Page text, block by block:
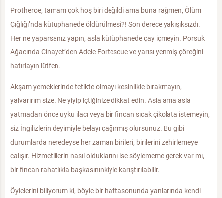
Protheroe, tamam çok hoş biri değildi ama buna rağmen, Ölüm
Çığlığı’nda kütüphanede öldürülmesi?! Son derece yakışıksızdı.
Her ne yaparsanız yapın, asla kütüphanede çay içmeyin. Porsuk
Ağacında Cinayet’den Adele Fortescue ve yarısı yenmiş çöreğini
hatırlayın lütfen.
Akşam yemeklerinde tetikte olmayı kesinlikle bırakmayın,
yalvarırım size. Ne yiyip içtiğinize dikkat edin. Asla ama asla
yatmadan önce uyku ilacı veya bir fincan sıcak çikolata istemeyin,
siz İngilizlerin deyimiyle belayı çağırmış olursunuz. Bu gibi
durumlarda neredeyse her zaman birileri, birilerini zehirlemeye
calışır. Hizmetlilerin nasıl olduklarını ise söylememe gerek var mı,
bir fincan rahatlıkla başkasınınkiyle karıştırılabilir.
Öylelerini biliyorum ki, böyle bir haftasonunda yanlarında kendi